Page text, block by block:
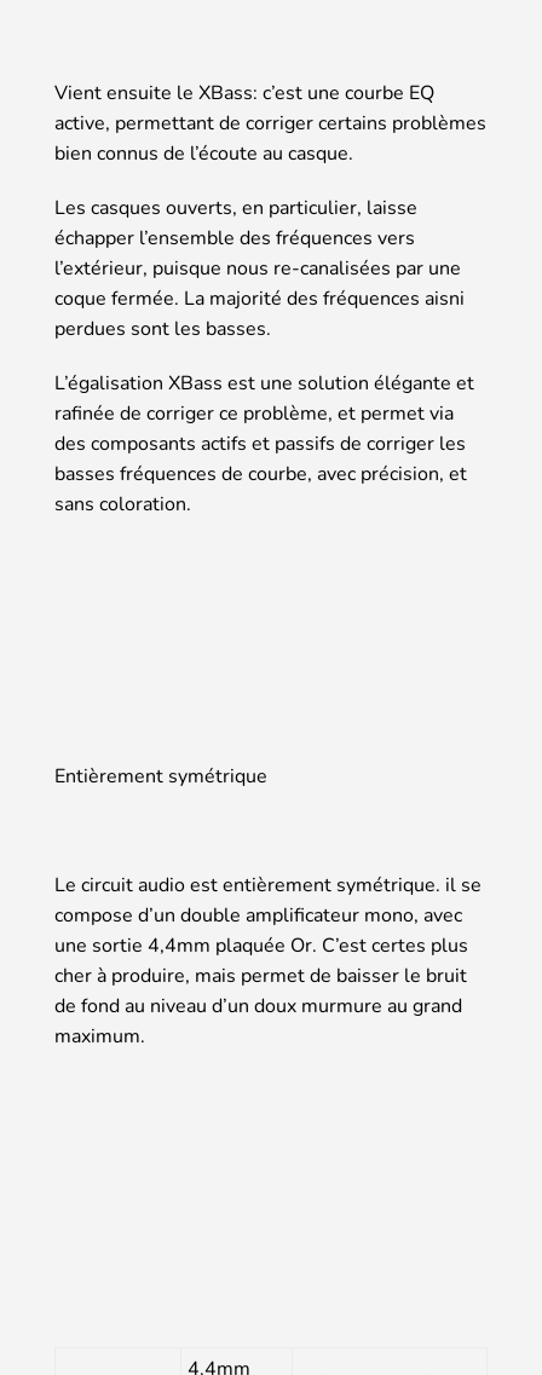
Vient ensuite le XBass: c’est une courbe EQ
active, permettant de corriger certains problèmes
bien connus de l’écoute au casque.
Les casques ouverts, en particulier, laisse
échapper l’ensemble des fréquences vers
l’extérieur, puisque nous re-canalisées par une
coque fermée. La majorité des fréquences aisni
perdues sont les basses.
L’égalisation XBass est une solution élégante et
rafinée de corriger ce problème, et permet via
des composants actifs et passifs de corriger les
basses fréquences de courbe, avec précision, et
sans coloration.
Entièrement symétrique
Le circuit audio est entièrement symétrique. il se
compose d’un double amplificateur mono, avec
une sortie 4,4mm plaquée Or. C’est certes plus
cher à produire, mais permet de baisser le bruit
de fond au niveau d’un doux murmure au grand
maximum.
4.4mm